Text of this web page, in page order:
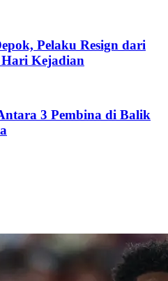
Pelaku Resign dari
Kejadian
3 Pembina di Balik